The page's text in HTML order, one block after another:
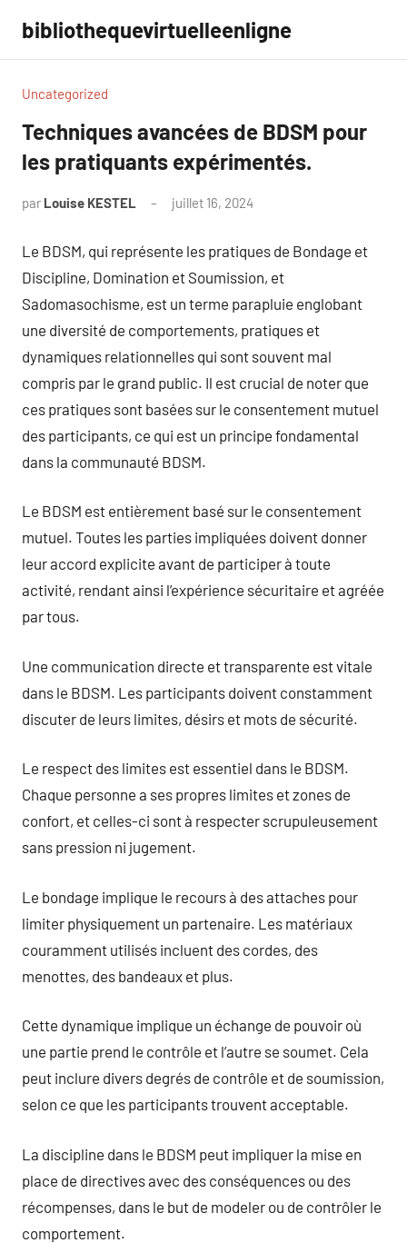
contenu
bibliothequevirtuelleenligne
Uncategorized
Techniques avancées de BDSM pour
les pratiquants expérimentés.
par Louise KESTEL juillet 16, 2024
Le BDSM, qui représente les pratiques de Bondage et
Discipline, Domination et Soumission, et
Sadomasochisme, est un terme parapluie englobant
une diversité de comportements, pratiques et
dynamiques relationnelles qui sont souvent mal
compris par le grand public. Il est crucial de noter que
ces pratiques sont basées sur le consentement mutuel
des participants, ce qui est un principe fondamental
dans la communauté BDSM.
Le BDSM est entièrement basé sur le consentement
mutuel. Toutes les parties impliquées doivent donner
leur accord explicite avant de participer à toute
activité, rendant ainsi l’expérience sécuritaire et agréée
par tous.
Une communication directe et transparente est vitale
dans le BDSM. Les participants doivent constamment
discuter de leurs limites, désirs et mots de sécurité.
Le respect des limites est essentiel dans le BDSM.
Chaque personne a ses propres limites et zones de
confort, et celles-ci sont à respecter scrupuleusement
sans pression ni jugement.
Le bondage implique le recours à des attaches pour
limiter physiquement un partenaire. Les matériaux
couramment utilisés incluent des cordes, des
menottes, des bandeaux et plus.
Cette dynamique implique un échange de pouvoir où
une partie prend le contrôle et l’autre se soumet. Cela
peut inclure divers degrés de contrôle et de soumission,
selon ce que les participants trouvent acceptable.
La discipline dans le BDSM peut impliquer la mise en
place de directives avec des conséquences ou des
récompenses, dans le but de modeler ou de contrôler le
comportement.